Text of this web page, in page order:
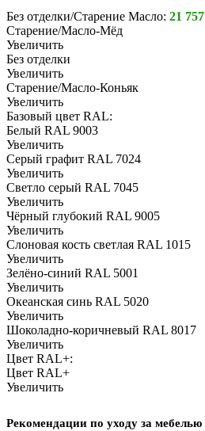
Без отделки/Старение Масло: 21 757
Старение/Масло-Мёд
Увеличить
Без отделки
Увеличить
Старение/Масло-Коньяк
Увеличить
Базовый цвет RAL:
Белый RAL 9003
Увеличить
Серый графит RAL 7024
Увеличить
Светло серый RAL 7045
Увеличить
Чёрный глубокий RAL 9005
Увеличить
Слоновая кость светлая RAL 1015
Увеличить
Зелёно-синий RAL 5001
Увеличить
Океанская синь RAL 5020
Увеличить
Шоколадно-коричневый RAL 8017
Увеличить
Цвет RAL+:
Цвет RAL+
Увеличить
Рекомендации по уходу за мебелью